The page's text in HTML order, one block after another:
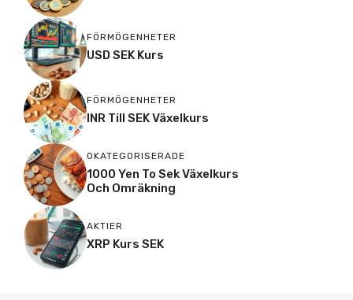
FÖRMÖGENHETER
USD SEK Kurs
FÖRMÖGENHETER
INR Till SEK Växelkurs
OKATEGORISERADE
1000 Yen To Sek Växelkurs
Och Omräkning
AKTIER
XRP Kurs SEK